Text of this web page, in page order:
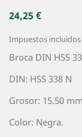
24,25 €
Impuestos incluidos
Broca DIN HSS
DIN: HSS 338 N
Grosor: 15.50
Color: Negra.